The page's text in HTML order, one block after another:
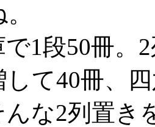
1段50冊。
て40冊、
な2列置き